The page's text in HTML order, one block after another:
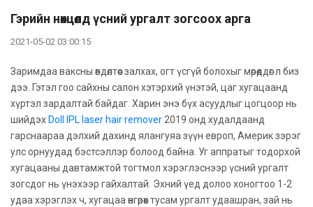
Гэрийн нөхцөлд үсний ургалт зогсоох арга
2021-05-02 03:00:15
Заримдаа ваксны өвдөлтөөс залхах, огт үсгүй болохыг мөрөөддөг л биз
дээ. Гэтэл гоо сайхны салон хэтэрхий үнэтэй, цаг хугацаанд
хүртэл зардалтай байдаг. Харин энэ бүх асуудлыг цогцоор нь
шийдэх Doll IPL laser hair remover 2019 онд худалдаанд
гарснаараа дэлхий дахинд ялангуяа зүүн европ, Америк зэрэг
улс орнуудад бэстсэллэр болоод байна. Уг аппратыг тодорхой
хугацааны давтамжтой тогтмол хэрэглэснээр үсний ургалт
зогсдог нь үнэхээр гайхалтай. Эхний үед долоо хоногтоо 1-2
удаа хэрэглэх ч, хугацаа өнгөрөх тусам ургалт удаашран, зай нь